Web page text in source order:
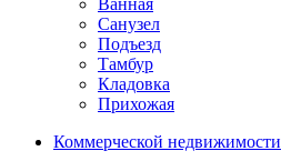
Санузел
Подъезд
Тамбур
Кладовка
Прихожая
Коммерческой недвижимости